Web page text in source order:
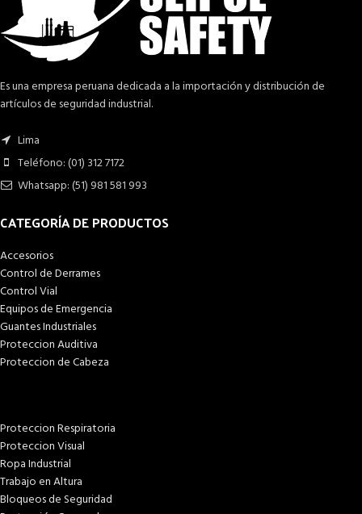
Es una empresa peruana dedicada a la importación y distribución de
artículos de seguridad industrial.
Lima
Teléfono: (01) 312 7172
Whatsapp: (51) 981 581 993
CATEGORÍA DE PRODUCTOS
Accesorios
Control de Derrames
Control Vial
Equipos de Emergencia
Guantes Industriales
Proteccion Auditiva
Proteccion de Cabeza
Proteccion Respiratoria
Proteccion Visual
Ropa Industrial
Trabajo en Altura
Bloqueos de Seguridad